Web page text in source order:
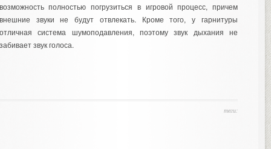
полностью погрузиться в игровой процесс, причем
звуки не будут отвлекать. Кроме того, у гарнитуры
система шумоподавления, поэтому звук дыхания не
звук голоса.
теги: